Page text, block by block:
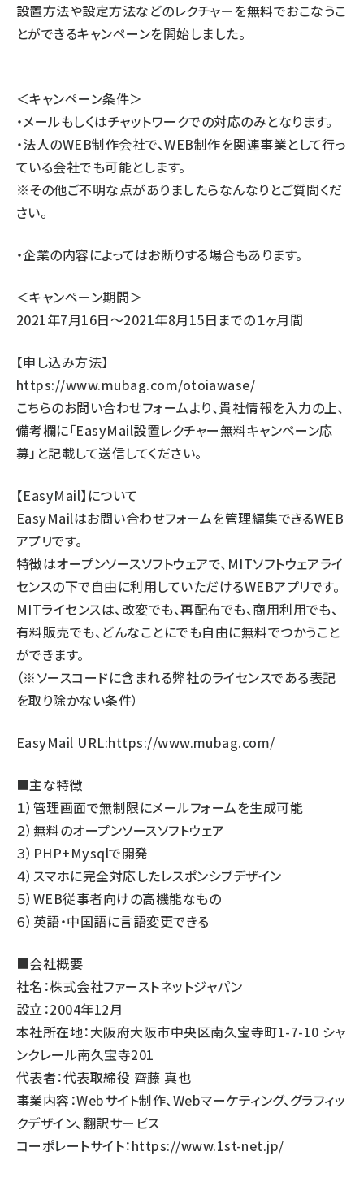
設置方法や設定方法などのレクチャーを無料でおこなうこ
とができるキャンペーンを開始しました。
＜キャンペーン条件＞
・メールもしくはチャットワークでの対応のみとなります。
・法人のWEB制作会社で、WEB制作を関連事業として行っ
ている会社でも可能とします。
※その他ご不明な点がありましたらなんなりとご質問くだ
さい。
・企業の内容によってはお断りする場合もあります。
＜キャンペーン期間＞
2021年7月16日～2021年8月15日までの１ヶ月間
【申し込み方法】
https://www.mubag.com/otoiawase/
こちらのお問い合わせフォームより、貴社情報を入力の上、
備考欄に「EasyMail設置レクチャー無料キャンペーン応
募」と記載して送信してください。
【EasyMail】について
EasyMailはお問い合わせフォームを管理編集できるWEB
アプリです。
特徴はオープンソースソフトウェアで、MITソフトウェアライ
センスの下で自由に利用していただけるWEBアプリです。
MITライセンスは、改変でも、再配布でも、商用利用でも、
有料販売でも、どんなことにでも自由に無料でつかうこと
ができます。
（※ソースコードに含まれる弊社のライセンスである表記
を取り除かない条件）
EasyMail URL:https://www.mubag.com/
■主な特徴
１）管理画面で無制限にメールフォームを生成可能
２）無料のオープンソースソフトウェア
３）PHP+Mysqlで開発
４）スマホに完全対応したレスポンシブデザイン
５）WEB従事者向けの高機能なもの
６）英語・中国語に言語変更できる
■会社概要
社名：株式会社ファーストネットジャパン
設立：2004年12月
本社所在地：大阪府大阪市中央区南久宝寺町1-7-10 シャ
ンクレール南久宝寺201
代表者：代表取締役 齊藤 真也
事業内容：Webサイト制作、Webマーケティング、グラフィッ
クデザイン、翻訳サービス
コーポレートサイト：https://www.1st-net.jp/